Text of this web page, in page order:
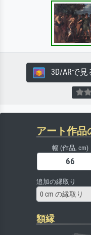
3D/ARで見
アート作品
幅 (作品, cm)
追加の縁取り
0 cm の縁取り
額縁